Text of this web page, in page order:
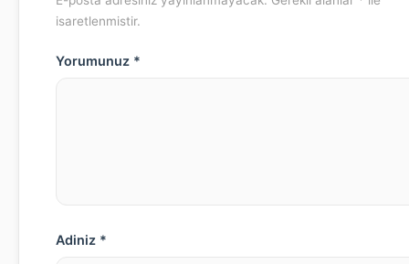
isaretlenmistir.
Yorumunuz *
Adiniz *